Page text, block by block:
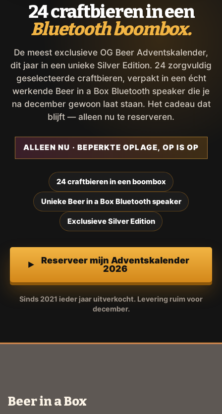
24 craftbieren in een
Bluetooth boombox.
De meest exclusieve OG Beer Adventskalender,
dit jaar in een unieke Silver Edition. 24 zorgvuldig
geselecteerde craftbieren, verpakt in een écht
werkende Beer in a Box Bluetooth speaker die je
na december gewoon laat staan. Het cadeau dat
blijft — alleen nu te reserveren.
ALLEEN NU · BEPERKTE OPLAGE, OP IS OP
24 craftbieren in een boombox
Unieke Beer in a Box Bluetooth speaker
Exclusieve Silver Edition
Reserveer mijn Adventskalender
2026
Sinds 2021 ieder jaar uitverkocht. Levering ruim voor
december.
Beer in a Box